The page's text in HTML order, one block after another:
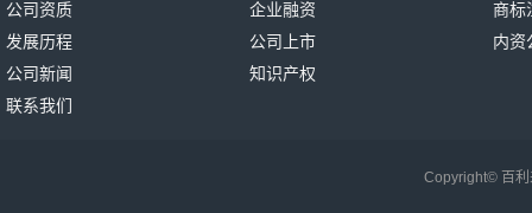
公司资质
发展历程
公司新闻
联系我们
企业融资
公司上市
知识产权
商标
内资
Copyright© 百